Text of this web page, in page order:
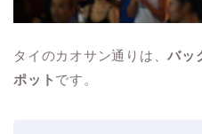
タイのカオサン通りは、バッ
ポット です。